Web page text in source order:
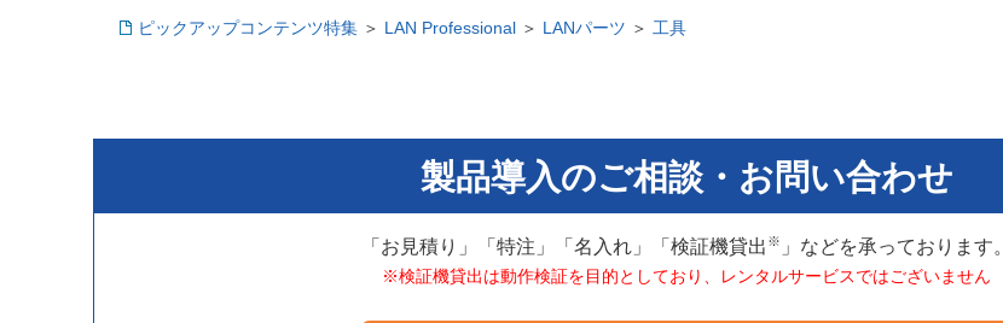
ピックアップコンテンツ特集 ＞ LAN Professional ＞ LANパーツ ＞ 工具
製品導入のご相談・お問い合わせ
「お見積り」「特注」「名入れ」「検証機貸出 ※ 」などを承っております。
※検証機貸出は動作検証を目的としており、レンタルサービスではございません